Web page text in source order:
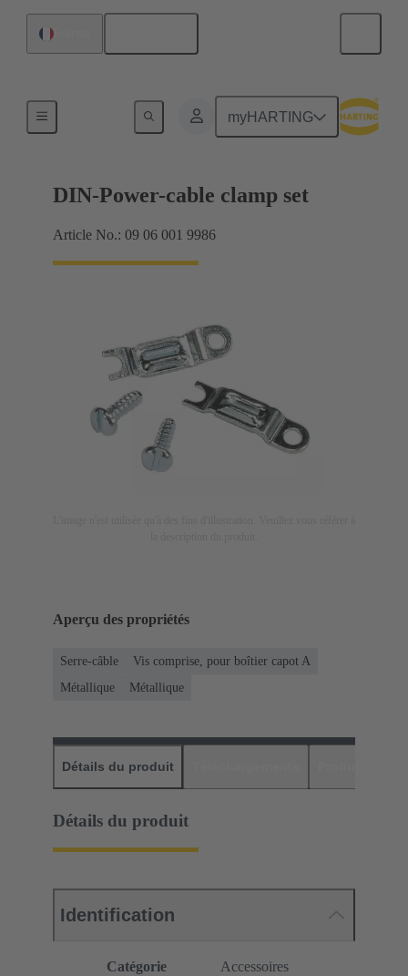
myHARTING
DIN-Power-cable clamp set
Article No.: 09 06 001 9986
Aperçu des propriétés
Serre-câble
Vis comprise, pour boîtier capot A
Métallique
Métallique
Détails du produit
Détails du produit
Identification
Catégorie Accessoires